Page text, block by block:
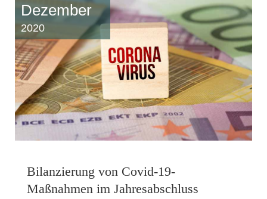
Dezember
2020
Bilanzierung von Covid-19-
Maßnahmen im Jahresabschluss